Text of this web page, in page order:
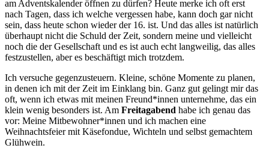
am Adventskalender öffnen zu dürfen? Heute merke ich oft erst
nach Tagen, dass ich welche vergessen habe, kann doch gar nicht
sein, dass heute schon wieder der 16. ist. Und das alles ist natürlich
überhaupt nicht die Schuld der Zeit, sondern meine und vielleicht
noch die der Gesellschaft und es ist auch echt langweilig, das alles
festzustellen, aber es beschäftigt mich trotzdem.
Ich versuche gegenzusteuern. Kleine, schöne Momente zu planen,
in denen ich mit der Zeit im Einklang bin. Ganz gut gelingt mir das
oft, wenn ich etwas mit meinen Freund*innen unternehme, das ein
klein wenig besonders ist. Am Freitagabend habe ich genau das
vor: Meine Mitbewohner*innen und ich machen eine
Weihnachtsfeier mit Käsefondue, Wichteln und selbst gemachtem
Glühwein.